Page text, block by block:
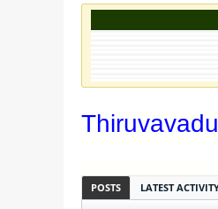
POSTS LATEST